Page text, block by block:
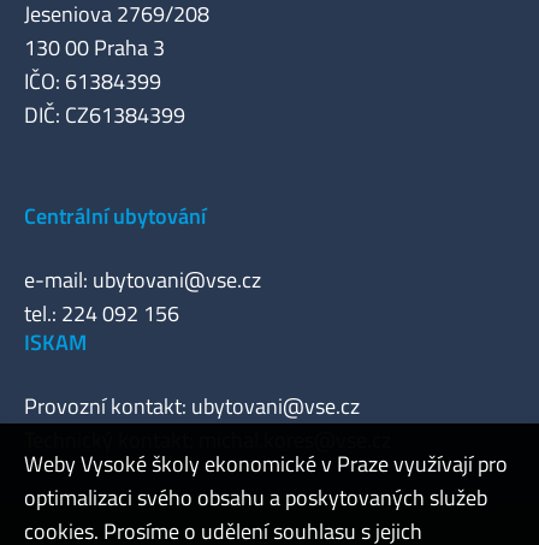
Jeseniova 2769/208
130 00 Praha 3
IČO: 61384399
DIČ: CZ61384399
Centrální ubytování
e-mail: ubytovani@vse.cz
tel.: 224 092 156
ISKAM
Provozní kontakt: ubytovani@vse.cz
Weby Vysoké školy ekonomické v Praze využívají pro
optimalizaci svého obsahu a poskytovaných služeb
cookies. Prosíme o udělení souhlasu s jejich